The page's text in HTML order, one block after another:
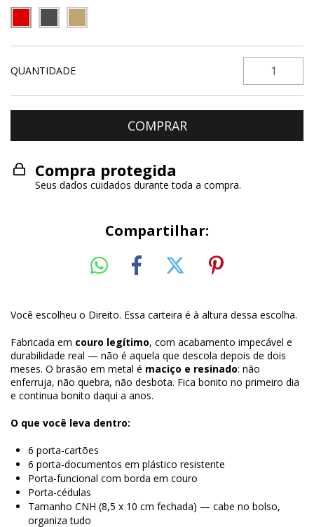
QUANTIDADE
Compra protegida
Seus dados cuidados durante toda a compra.
Compartilhar:
Você escolheu o Direito. Essa carteira é à altura dessa escolha.
Fabricada em couro legítimo, com acabamento impecável e
durabilidade real — não é aquela que descola depois de dois
meses. O brasão em metal é maciço e resinado: não
enferruja, não quebra, não desbota. Fica bonito no primeiro dia
e continua bonito daqui a anos.
O que você leva dentro:
6 porta-cartões
6 porta-documentos em plástico resistente
Porta-funcional com borda em couro
Porta-cédulas
Tamanho CNH (8,5 x 10 cm fechada) — cabe no bolso,
organiza tudo